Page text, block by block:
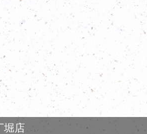
堀店